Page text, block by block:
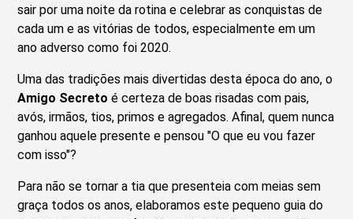
sair por uma noite da rotina e celebrar as conquistas de
cada um e as vitórias de todos, especialmente em um
ano adverso como foi 2020.
Uma das tradições mais divertidas desta época do ano, o
Amigo Secreto é certeza de boas risadas com pais,
avós, irmãos, tios, primos e agregados. Afinal, quem nunca
ganhou aquele presente e pensou "O que eu vou fazer
com isso"?
Para não se tornar a tia que presenteia com meias sem
graça todos os anos, elaboramos este pequeno guia do